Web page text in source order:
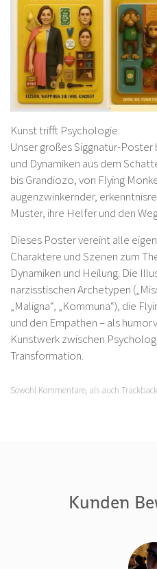
Kunst trifft Psychologie:
Unser großes Siggnatur-
und Dynamiken aus dem
bis Grandiozo, von Flying
augenzwinkernder,
Muster, ihre Helfer und den
Dieses Poster vereint alle
Charaktere und Szenen zum
Dynamiken und Heilung. Die
narzisstischen Archetypen
„Maligna“, „Kommuna“), die
und den Empathen – als
Kunstwerk zwischen
Transformation.
Sowohl Kommentare, als auch
Kunden